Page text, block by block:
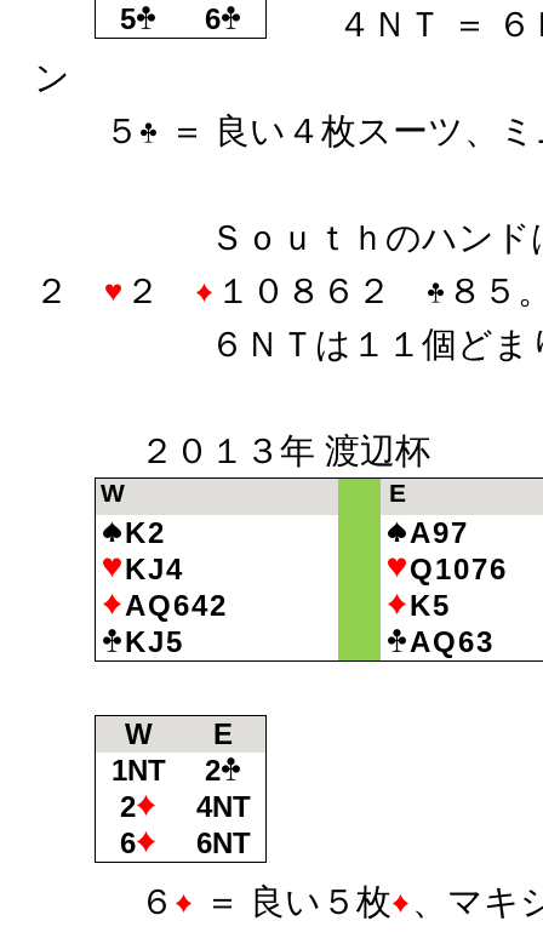
5 6
４ＮＴ ＝ ６
ン
５
＝ 良い４枚スーツ、
Ｓｏｕｔｈのハンド
２
２ １０８６２
８５
６ＮＴは１１個どまり
２０１３年 渡辺杯
W
K2
KJ4
AQ642
KJ5
E
A97
Q1076
K5
AQ63
W
E
1NT
2
2
4NT
6
6NT
６ ＝ 良い５枚 、マキ